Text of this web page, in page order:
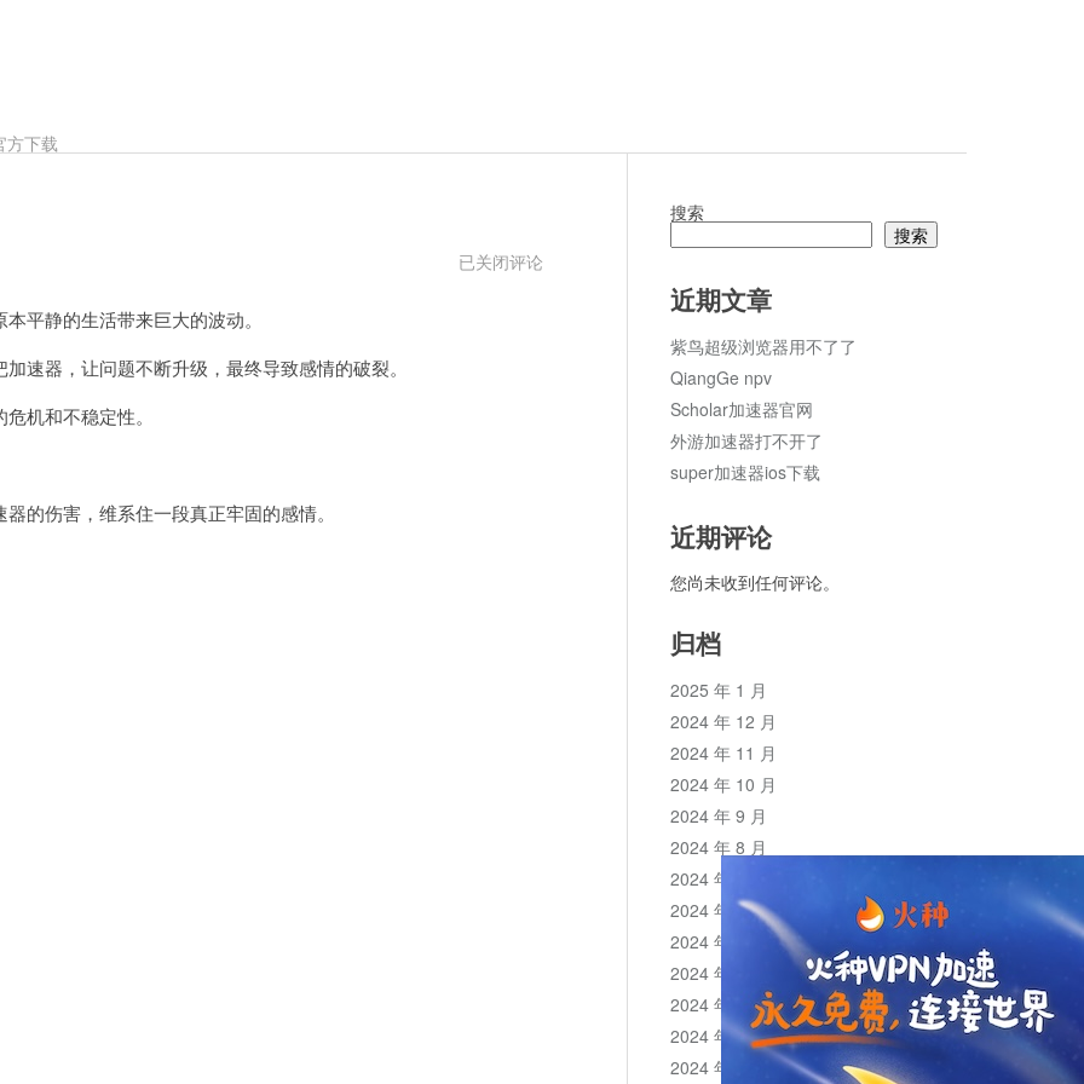
方下载
小
已关闭评论
静的生活带来巨大的波动。
器，让问题不断升级，最终导致感情的破裂。
机和不稳定性。
伤害，维系住一段真正牢固的感情。
搜索
搜索
近期文章
紫鸟超级浏览器用不了了
QiangGe npv
Scholar加速器官网
外游加速器打不开了
super加速器ios下载
近期评论
您尚未收到任何评论。
归档
2025 年 1 月
2024 年 12 月
2024 年 11 月
2024 年 10 月
2024 年 9 月
2024 年 8 月
2024 年 7 月
2024 年 6 月
2024 年 5 月
2024 年 4 月
2024 年 3 月
2024 年 2 月
2024 年 1 月